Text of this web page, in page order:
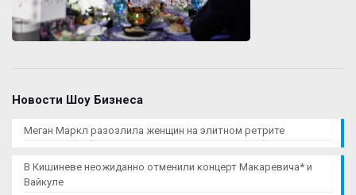
Новости Шоу Бизнеса
Меган Маркл разозлила женщин на элитном ретрите
В Кишиневе неожиданно отменили концерт Макаревича* и
Вайкуле